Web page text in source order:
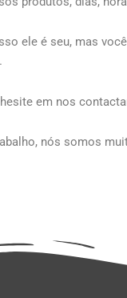
ele é seu, mas
em nos
nós somos